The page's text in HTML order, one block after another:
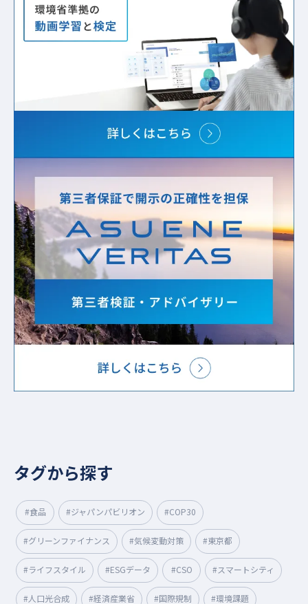
タグから探す
#食品 #ジャパンパビリオン #COP30
#グリーンファイナンス #気候変動対策 #東京都
#ライフスタイル #ESGデータ #CSO #スマートシティ
#人口光合成 #経済産業省 #国際規制 #環境課題